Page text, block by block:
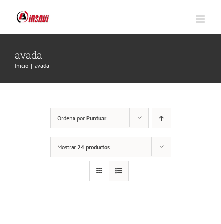
contenido
avada
Inicio | avada
Ordena por Puntuar
Mostrar 24 productos